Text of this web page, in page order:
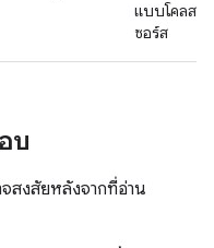
แบบโคลส
ซอร์ส
บ
สงสัยหลังจากที่อ่าน